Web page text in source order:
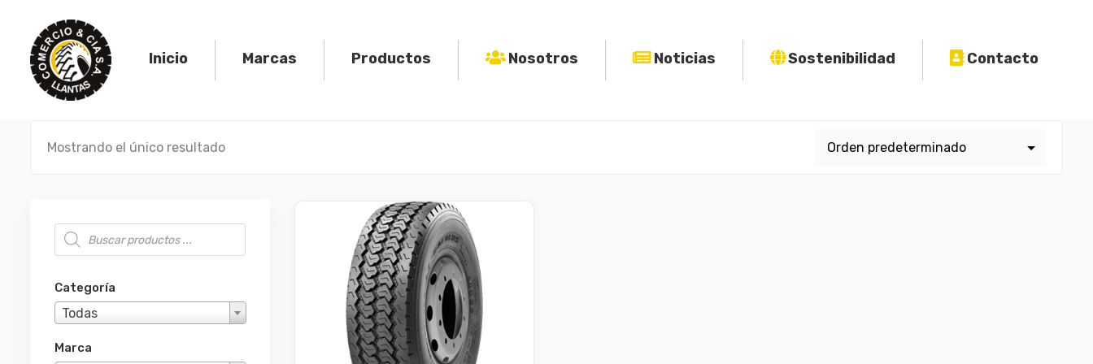
content
Inicio Marcas Productos Nosotros Noticias Sostenibilidad Contacto
Mostrando el único resultado
Búsqueda de productos
Categoría
Todas
Marca